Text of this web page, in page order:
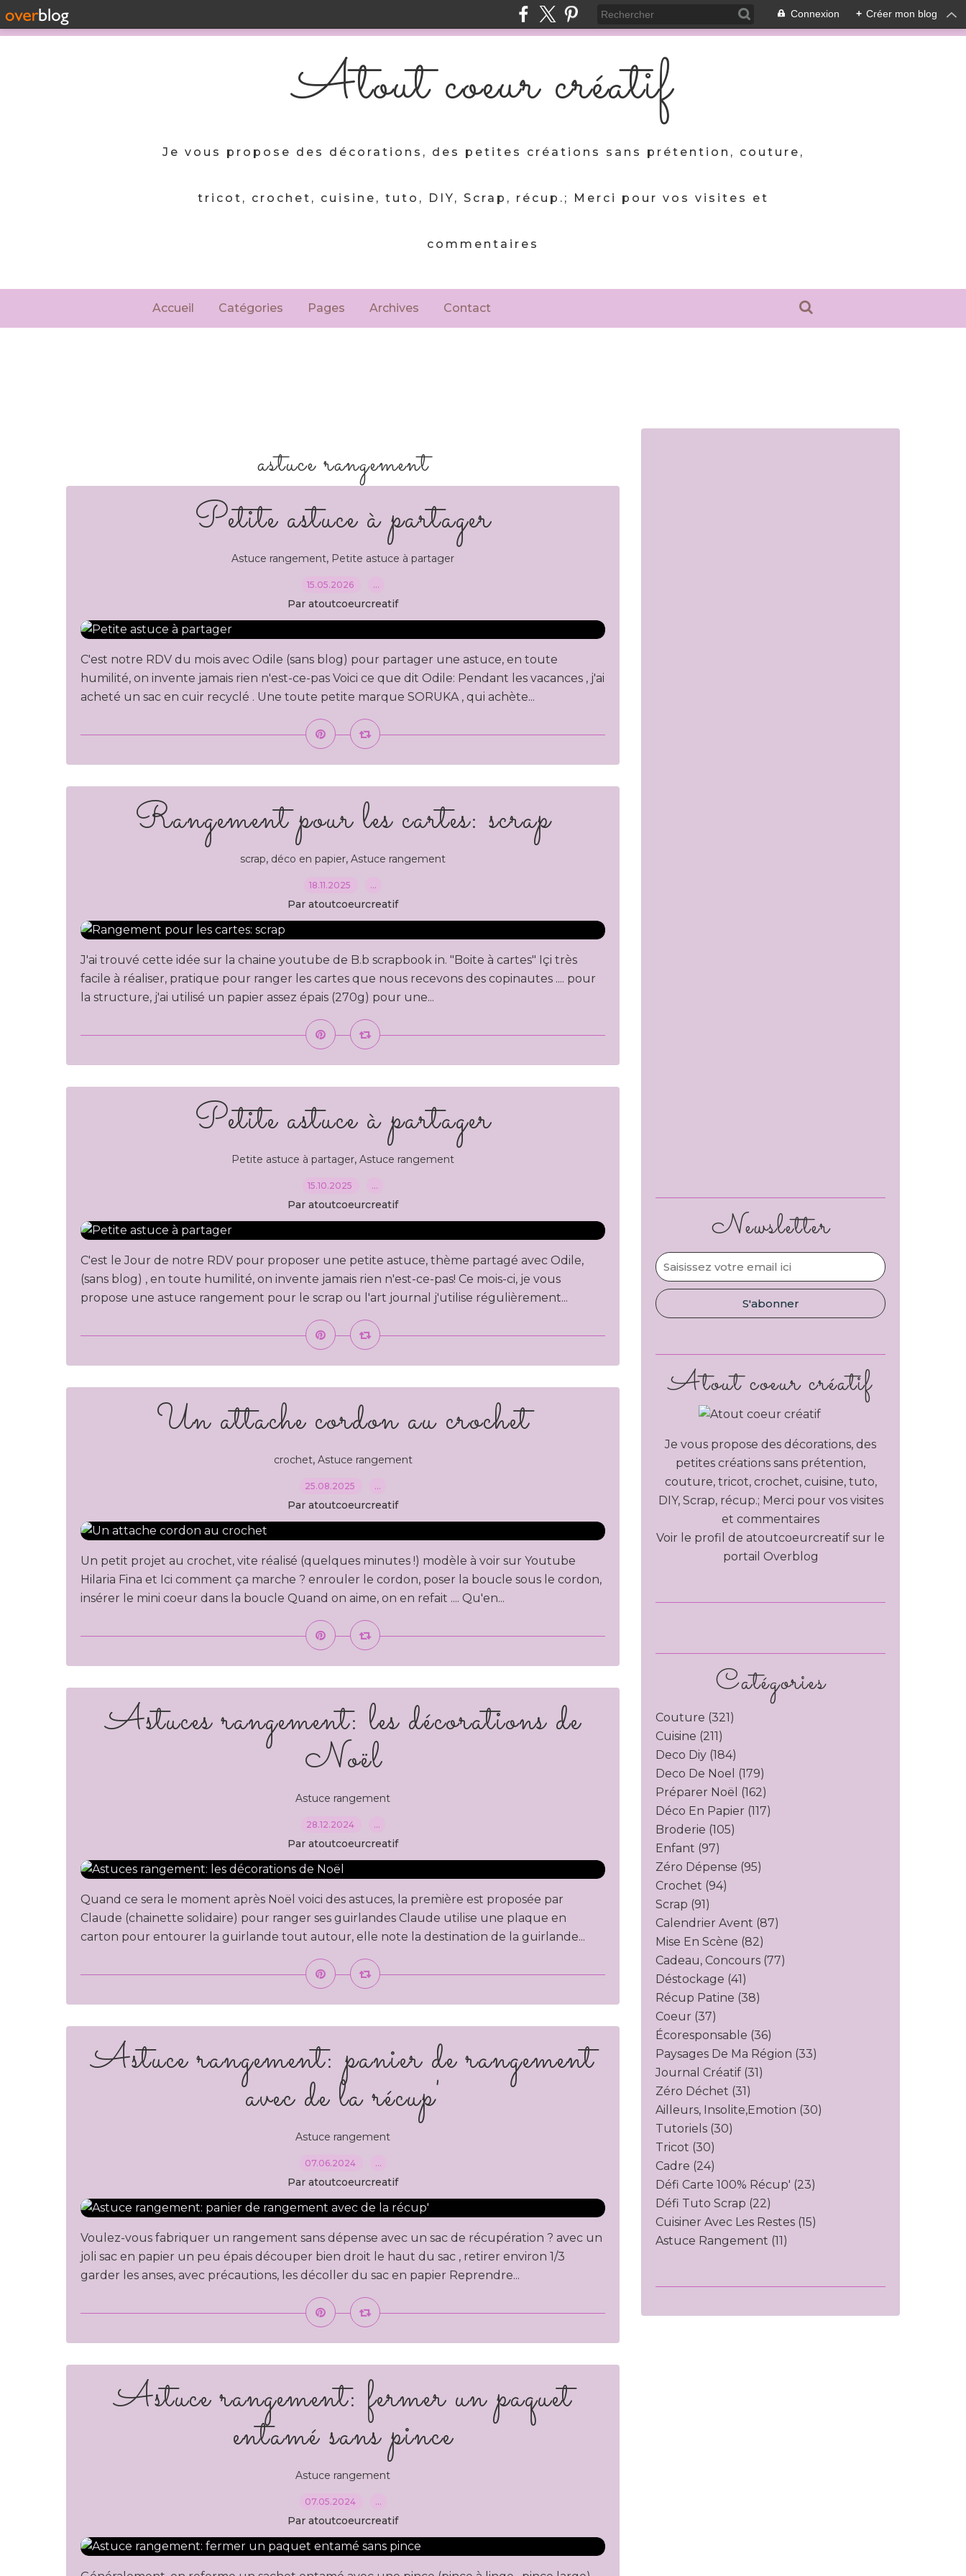
Connexion + Créer mon blog
Atout coeur créatif
Je vous propose des décorations, des petites créations sans prétention, couture,
tricot, crochet, cuisine, tuto, DIY, Scrap, récup.; Merci pour vos visites et
commentaires
Accueil Catégories Pages Archives Contact
astuce rangement
Petite astuce à partager
Astuce rangement, Petite astuce à partager
15.05.2026 …
Par atoutcoeurcreatif
C'est notre RDV du mois avec Odile (sans blog) pour partager une astuce, en toute
humilité, on invente jamais rien n'est-ce-pas Voici ce que dit Odile: Pendant les vacances , j'ai
acheté un sac en cuir recyclé . Une toute petite marque SORUKA , qui achète...
Rangement pour les cartes: scrap
scrap, déco en papier, Astuce rangement
18.11.2025 …
Par atoutcoeurcreatif
J'ai trouvé cette idée sur la chaine youtube de B.b scrapbook in. "Boite à cartes" Içi très
facile à réaliser, pratique pour ranger les cartes que nous recevons des copinautes .... pour
la structure, j'ai utilisé un papier assez épais (270g) pour une...
Petite astuce à partager
Petite astuce à partager, Astuce rangement
15.10.2025 …
Par atoutcoeurcreatif
C'est le Jour de notre RDV pour proposer une petite astuce, thème partagé avec Odile,
(sans blog) , en toute humilité, on invente jamais rien n'est-ce-pas! Ce mois-ci, je vous
propose une astuce rangement pour le scrap ou l'art journal j'utilise régulièrement...
Un attache cordon au crochet
crochet, Astuce rangement
25.08.2025 …
Par atoutcoeurcreatif
Un petit projet au crochet, vite réalisé (quelques minutes !) modèle à voir sur Youtube
Hilaria Fina et Ici comment ça marche ? enrouler le cordon, poser la boucle sous le cordon,
insérer le mini coeur dans la boucle Quand on aime, on en refait .... Qu'en...
Astuces rangement: les décorations de
Noël
Astuce rangement
28.12.2024 …
Par atoutcoeurcreatif
Quand ce sera le moment après Noël voici des astuces, la première est proposée par
Claude (chainette solidaire) pour ranger ses guirlandes Claude utilise une plaque en
carton pour entourer la guirlande tout autour, elle note la destination de la guirlande...
Astuce rangement: panier de rangement
avec de la récup'
Astuce rangement
07.06.2024 …
Par atoutcoeurcreatif
Voulez-vous fabriquer un rangement sans dépense avec un sac de récupération ? avec un
joli sac en papier un peu épais découper bien droit le haut du sac , retirer environ 1/3
garder les anses, avec précautions, les décoller du sac en papier Reprendre...
Astuce rangement: fermer un paquet
entamé sans pince
Astuce rangement
07.05.2024 …
Par atoutcoeurcreatif
Newsletter
Catégories
Couture (321)
Cuisine (211)
Deco Diy (184)
Deco De Noel (179)
Préparer Noël (162)
Déco En Papier (117)
Broderie (105)
Enfant (97)
Zéro Dépense (95)
Crochet (94)
Scrap (91)
Calendrier Avent (87)
Mise En Scène (82)
Cadeau, Concours (77)
Déstockage (41)
Récup Patine (38)
Coeur (37)
Écoresponsable (36)
Paysages De Ma Région (33)
Journal Créatif (31)
Zéro Déchet (31)
Ailleurs, Insolite,emotion (30)
Tutoriels (30)
Tricot (30)
Cadre (24)
Défi Carte 100% Récup' (23)
Défi Tuto Scrap (22)
Cuisiner Avec Les Restes (15)
Astuce Rangement (11)
Atout coeur créatif
Je vous propose des décorations, des
petites créations sans prétention,
couture, tricot, crochet, cuisine, tuto,
DIY, Scrap, récup.; Merci pour vos visites
et commentaires
Voir le profil de atoutcoeurcreatif sur le
portail Overblog